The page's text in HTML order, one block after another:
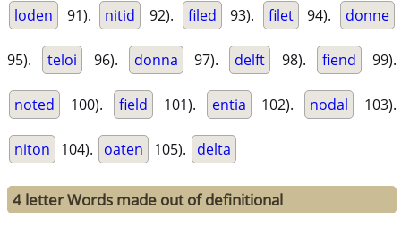
loden 91). nitid 92). filed 93). filet 94). donne
95). teloi 96). donna 97). delft 98). fiend 99).
noted 100). field 101). entia 102). nodal 103).
niton 104). oaten 105). delta
4 letter Words made out of definitional